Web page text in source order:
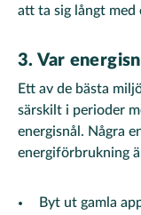
att ta sig långt med
3. Var
Ett av de bästa
särskilt i perioder
energisnål. Några
energiförbrukning
Byt ut gamla